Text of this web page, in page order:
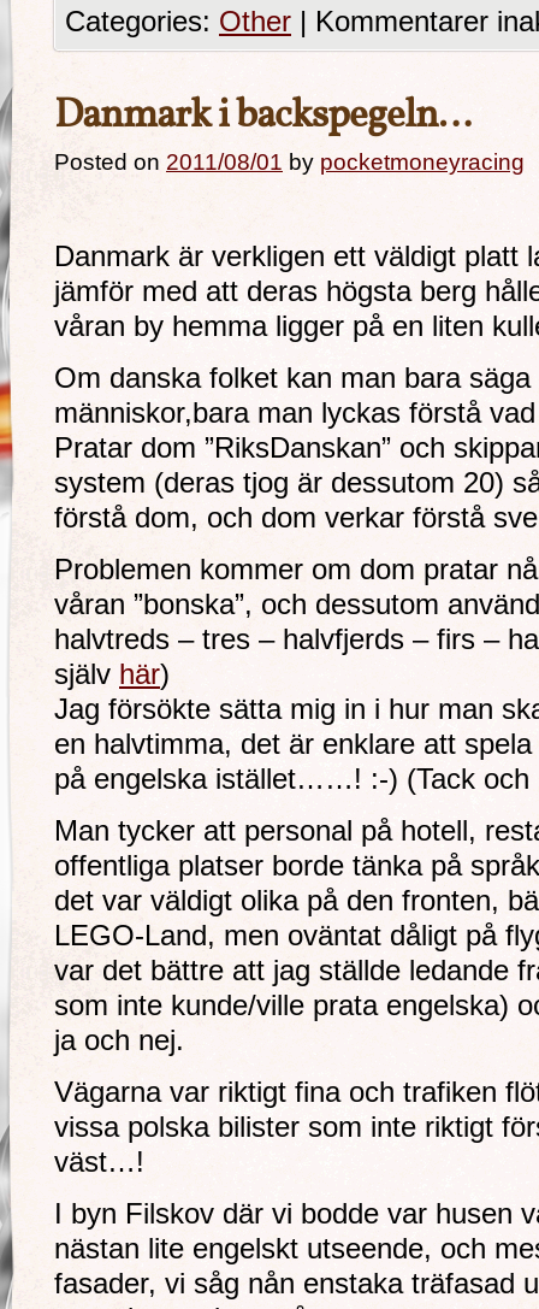
Categories: Other | Kommentarer
Danmark i backspegeln…
Posted on 2011/08/01 by pocketmoneyracing
Danmark är verkligen ett väldigt platt
jämför med att deras högsta berg
våran by hemma ligger på en liten
Om danska folket kan man bara
människor,bara man lyckas förstå
Pratar dom ”RiksDanskan” och
system (deras tjog är dessutom 20)
förstå dom, och dom verkar förstå
Problemen kommer om dom pratar
våran ”bonska”, och dessutom
halvtreds – tres – halvfjerds – firs –
själv här)
Jag försökte sätta mig in i hur man
en halvtimma, det är enklare att
på engelska istället……! :-) (Tack och
Man tycker att personal på hotell,
offentliga platser borde tänka på
det var väldigt olika på den fronten,
LEGO-Land, men oväntat dåligt på
var det bättre att jag ställde ledande
som inte kunde/ville prata engelska)
ja och nej.
Vägarna var riktigt fina och trafiken
vissa polska bilister som inte riktigt
väst…!
I byn Filskov där vi bodde var husen
nästan lite engelskt utseende, och
fasader, vi såg nån enstaka träfasad